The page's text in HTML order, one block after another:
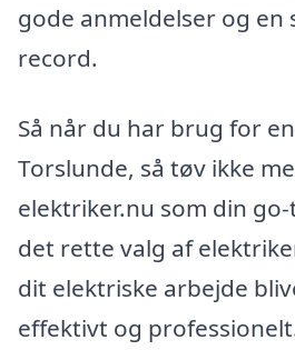
gode anmeldelser og en
record.
Så når du har brug for
Torslunde, så tøv ikke
elektriker.nu som din
det rette valg af
dit elektriske arbejde
effektivt og